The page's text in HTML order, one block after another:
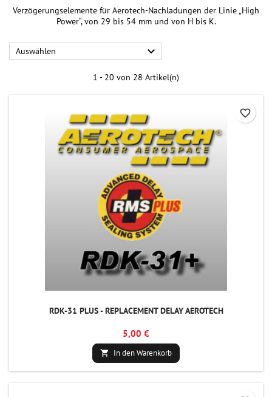
Verzögerungselemente für Aerotech-Nachladungen der Linie „High
Power“, von 29 bis 54 mm und von H bis K.
Auswählen 
1 - 20 von 28 Artikel(n)
RDK-31 PLUS - REPLACEMENT DELAY AEROTECH
5,00 €
 In den Warenkorb
favorite_border